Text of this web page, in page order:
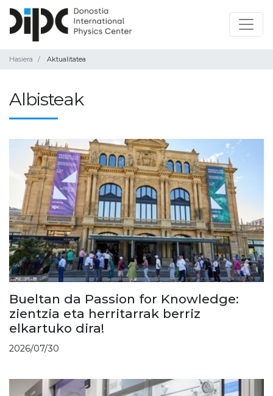
Hasiera Aktualitatea
Albisteak
Bueltan da Passion for Knowledge:
zientzia eta herritarrak berriz
elkartuko dira!
2026/07/30